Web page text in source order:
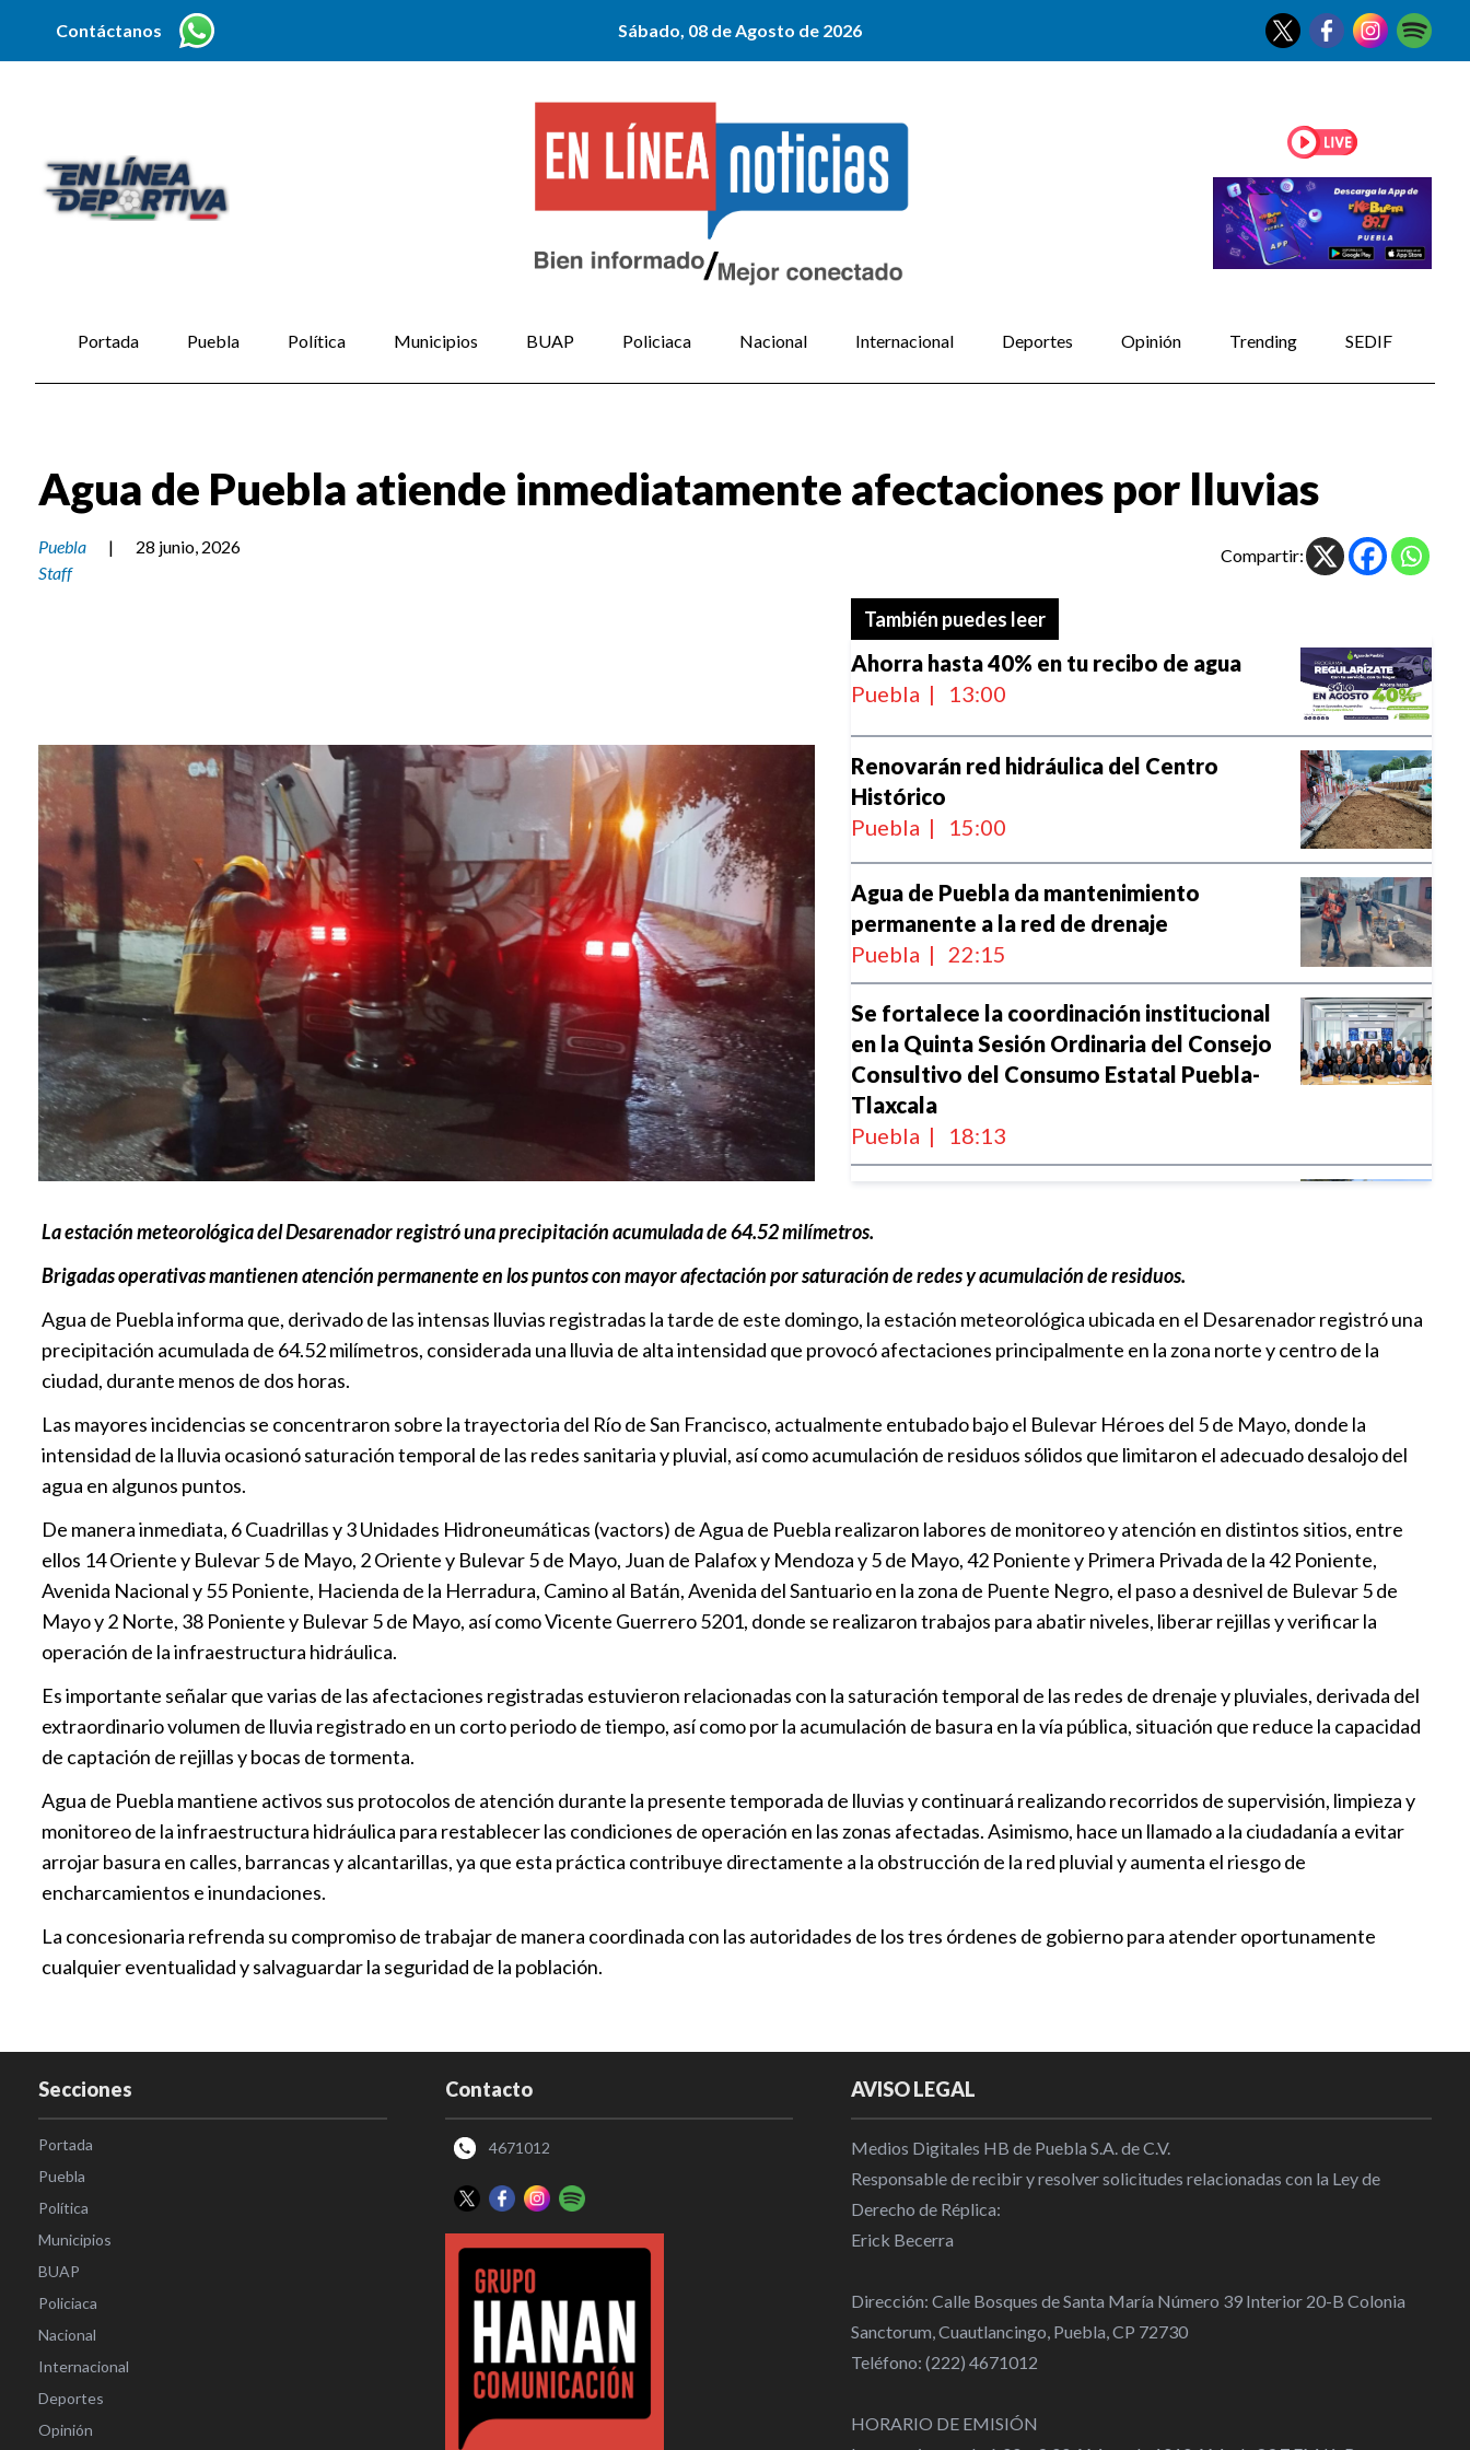
Contáctanos Sábado, 08 de Agosto de 2026
Portada Puebla Política Municipios BUAP Policiaca Nacional Internacional Deportes Opinión Trending SEDIF
Agua de Puebla atiende inmediatamente afectaciones por lluvias
Puebla |
28 junio, 2026
Staff
Compartir:
También puedes leer
Ahorra hasta 40% en tu recibo de agua
Puebla | 13:00
Renovarán red hidráulica del Centro
Histórico
Puebla | 15:00
Agua de Puebla da mantenimiento
permanente a la red de drenaje
Puebla | 22:15
Se fortalece la coordinación institucional
en la Quinta Sesión Ordinaria del Consejo
Consultivo del Consumo Estatal Puebla-
Tlaxcala
Puebla | 18:13
servicio
En lo que va del año, Agua de Puebla
desazolvó 1,300 km
Agua Puebla pone a disposición aplicación
Agua de Puebla fortalece la infraestructura
hidráulica
Puebla | 20:00
El agua también se gobierna con numeros
Puebla
20:56
Agua de Puebla rinde cuentas ante el
Congreso
Puebla | 13:49
La estación meteorológica del Desarenador registró una precipitación acumulada de 64.52 milímetros.
Brigadas operativas mantienen atención permanente en los puntos con mayor afectación por saturación de redes y acumulación de residuos.
Agua de Puebla informa que, derivado de las intensas lluvias registradas la tarde de este domingo, la estación meteorológica ubicada en el Desarenador registró una
precipitación acumulada de 64.52 milímetros, considerada una lluvia de alta intensidad que provocó afectaciones principalmente en la zona norte y centro de la
ciudad, durante menos de dos horas.
Las mayores incidencias se concentraron sobre la trayectoria del Río de San Francisco, actualmente entubado bajo el Bulevar Héroes del 5 de Mayo, donde la
intensidad de la lluvia ocasionó saturación temporal de las redes sanitaria y pluvial, así como acumulación de residuos sólidos que limitaron el adecuado desalojo del
agua en algunos puntos.
De manera inmediata, 6 Cuadrillas y 3 Unidades Hidroneumáticas (vactors) de Agua de Puebla realizaron labores de monitoreo y atención en distintos sitios, entre
ellos 14 Oriente y Bulevar 5 de Mayo, 2 Oriente y Bulevar 5 de Mayo, Juan de Palafox y Mendoza y 5 de Mayo, 42 Poniente y Primera Privada de la 42 Poniente,
Avenida Nacional y 55 Poniente, Hacienda de la Herradura, Camino al Batán, Avenida del Santuario en la zona de Puente Negro, el paso a desnivel de Bulevar 5 de
Mayo y 2 Norte, 38 Poniente y Bulevar 5 de Mayo, así como Vicente Guerrero 5201, donde se realizaron trabajos para abatir niveles, liberar rejillas y verificar la
operación de la infraestructura hidráulica.
Es importante señalar que varias de las afectaciones registradas estuvieron relacionadas con la saturación temporal de las redes de drenaje y pluviales, derivada del
extraordinario volumen de lluvia registrado en un corto periodo de tiempo, así como por la acumulación de basura en la vía pública, situación que reduce la capacidad
de captación de rejillas y bocas de tormenta.
Agua de Puebla mantiene activos sus protocolos de atención durante la presente temporada de lluvias y continuará realizando recorridos de supervisión, limpieza y
monitoreo de la infraestructura hidráulica para restablecer las condiciones de operación en las zonas afectadas. Asimismo, hace un llamado a la ciudadanía a evitar
arrojar basura en calles, barrancas y alcantarillas, ya que esta práctica contribuye directamente a la obstrucción de la red pluvial y aumenta el riesgo de
encharcamientos e inundaciones.
La concesionaria refrenda su compromiso de trabajar de manera coordinada con las autoridades de los tres órdenes de gobierno para atender oportunamente
cualquier eventualidad y salvaguardar la seguridad de la población.
Secciones
Portada
Puebla
Política
Municipios
BUAP
Policiaca
Nacional
Internacional
Deportes
Opinión
Contacto
4671012
AVISO LEGAL
Medios Digitales HB de Puebla S.A. de C.V.
Responsable de recibir y resolver solicitudes relacionadas con la Ley de
Derecho de Réplica:
Erick Becerra
Dirección: Calle Bosques de Santa María Número 39 Interior 20-B Colonia
Sanctorum, Cuautlancingo, Puebla, CP 72730
Teléfono: (222) 4671012
HORARIO DE EMISIÓN